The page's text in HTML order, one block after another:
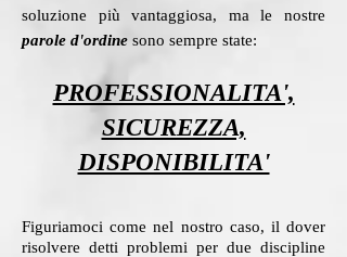
soluzione più vantaggiosa, ma le nostre
parole d'ordine sono sempre state:
PROFESSIONALITA',
SICUREZZA,
DISPONIBILITA'
Figuriamoci come nel nostro caso, il dover
risolvere detti problemi per due discipline